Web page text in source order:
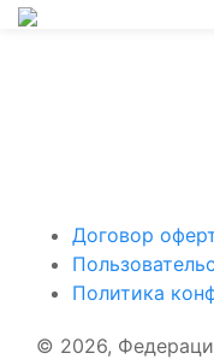
Договор
Политика
© 2026,